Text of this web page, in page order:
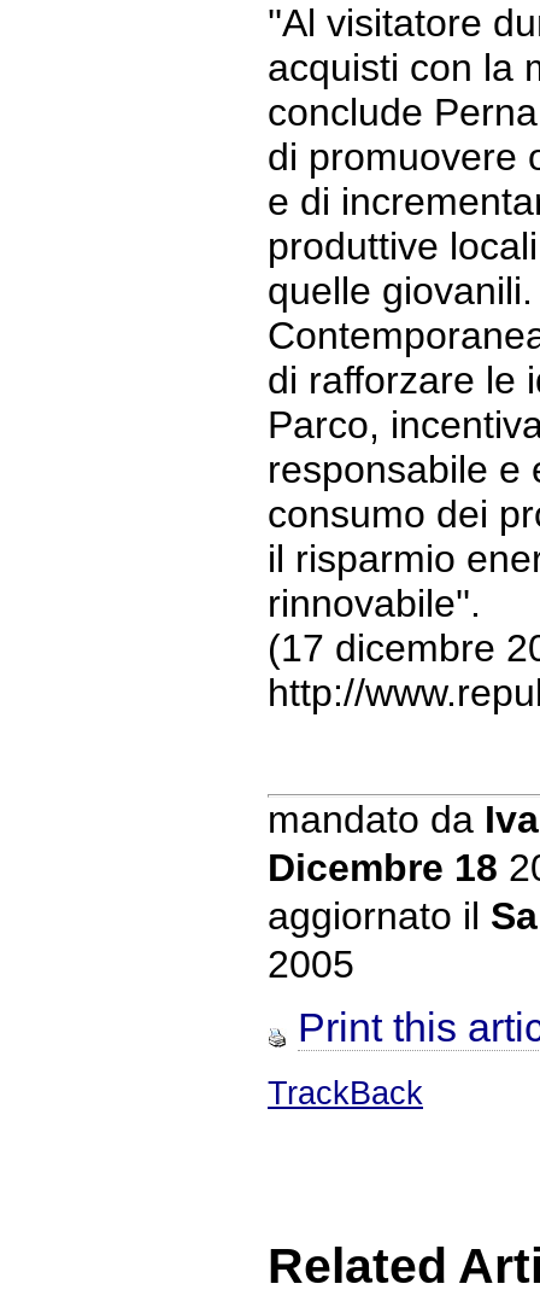
''Al visitatore
acquisti con la
conclude
di promuovere
e di
produttive
quelle giovanili.
di rafforzare le
Parco,
responsabile e
consumo dei
il risparmio
rinnovabile''.
(17 dicembre
http://
mandato da
Dicembre 18
aggiornato il
2005
Print this
TrackBack
Related